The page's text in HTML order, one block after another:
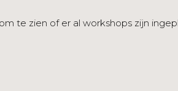
om te zien of er al workshops zijn